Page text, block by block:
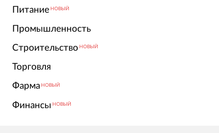
Питание НОВЫЙ
Промышленность
Строительство НОВЫЙ
Торговля
Фарма НОВЫЙ
Финансы НОВЫЙ